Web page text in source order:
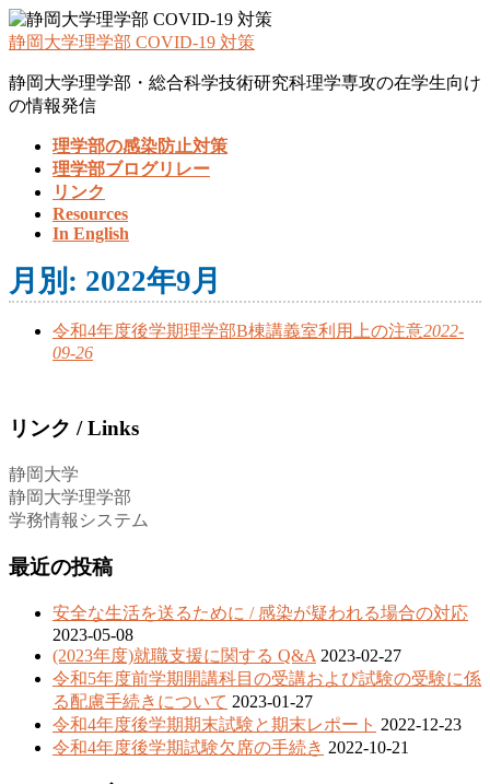
静岡大学理学部 COVID-19 対策
静岡大学理学部・総合科学技術研究科理学専攻の在学生向け
の情報発信
理学部の感染防止対策
理学部ブログリレー
リンク
Resources
In English
月別: 2022年9月
令和4年度後学期理学部B棟講義室利用上の注意2022-
09-26
リンク / Links
静岡大学
静岡大学理学部
学務情報システム
最近の投稿
安全な生活を送るために / 感染が疑われる場合の対応
2023-05-08
(2023年度)就職支援に関する Q&A 2023-02-27
令和5年度前学期開講科目の受講および試験の受験に係
る配慮手続きについて 2023-01-27
令和4年度後学期期末試験と期末レポート 2022-12-23
令和4年度後学期試験欠席の手続き 2022-10-21